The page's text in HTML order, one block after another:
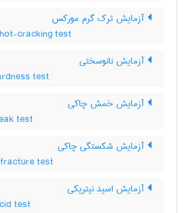
آزمایش ترک گرم مورکس
cracking test
آزمایش نانوسختی
test
آزمایش خمش چاکی
test
آزمایش شکستگی چاکی
test
آزمایش اسید نیتریکی
test